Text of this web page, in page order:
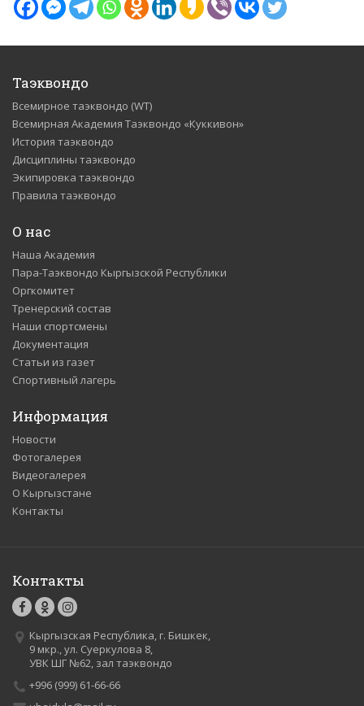
Таэквондо
Всемирное таэквондо (WT)
Всемирная Академия Таэквондо «Куккивон»
История таэквондо
Дисциплины таэквондо
Экипировка таэквондо
Правила таэквондо
О нас
Наша Академия
Пара-Таэквондо Кыргызской Республики
Оргкомитет
Тренерский состав
Наши спортсмены
Документация
Статьи из газет
Спортивный лагерь
Информация
Новости
Фотогалерея
Видеогалерея
О Кыргызстане
Контакты
Контакты
Кыргызская Республика, г. Бишкек,
9 мкр., ул. Суеркулова 8,
УВК ШГ №62, зал таэквондо
+996 (999) 61-66-66